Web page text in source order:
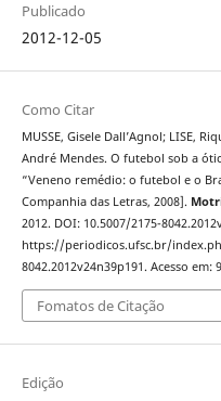
Publicado
2012-12-05
Como Citar
MUSSE, Gisele Dall’Agnol; LISE,
André Mendes. O futebol sob a
“Veneno remédio: o futebol e o
Companhia das Letras, 2008].
2012. DOI: 10.5007/2175-
https://periodicos.ufsc.br/
8042.2012v24n39p191. Acesso em:
Fomatos de Citação
Edição